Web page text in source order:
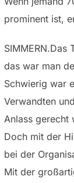
prominent ist,
das war man
Schwierig war
Verwandten
Anlass gerecht
Doch mit der
bei der
Mit der